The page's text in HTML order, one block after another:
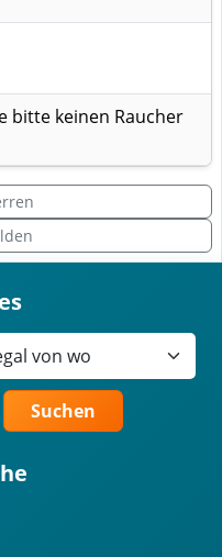
bitte keinen Raucher
Suchen